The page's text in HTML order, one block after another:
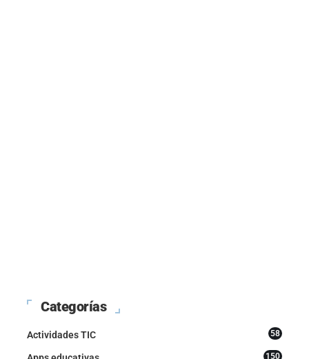
Categorías
Actividades TIC 58
150